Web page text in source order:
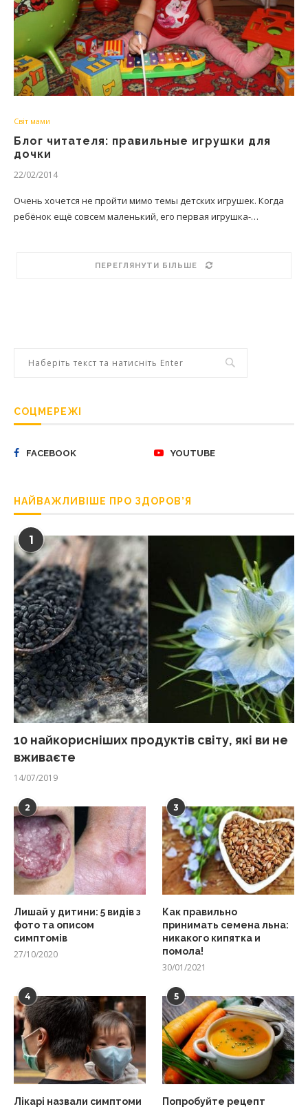
Світ мами
Блог читателя: правильные игрушки для
дочки
22/02/2014
Очень хочется не пройти мимо темы детских игрушек. Когда
ребёнок ещё совсем маленький, его первая игрушка-…
ПЕРЕГЛЯНУТИ БІЛЬШЕ
СОЦМЕРЕЖІ
FACEBOOK YOUTUBE
НАЙВАЖЛИВІШЕ ПРО ЗДОРОВ’Я
1
10 найкорисніших продуктів світу, які ви не
вживаєте
14/07/2019
2
Лишай у дитини: 5 видів з
фото та описом
симптомів
27/10/2020
3
Как правильно
принимать семена льна:
никакого кипятка и
помола!
30/01/2021
4
Лікарі назвали симптоми
5
Попробуйте рецепт